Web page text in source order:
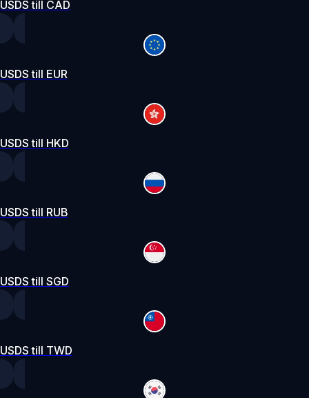
USDS till CAD
USDS till EUR
USDS till HKD
USDS till RUB
USDS till SGD
USDS till TWD